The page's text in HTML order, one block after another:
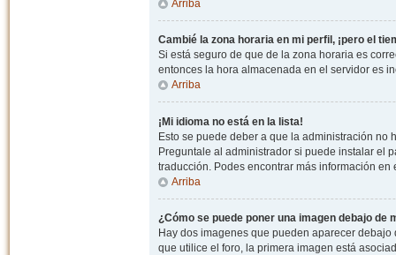
Arriba
Cambié la zona horaria en mi perfil, ¡pero el
Si está seguro de que de la zona horaria es
entonces la hora almacenada en el servidor es
Arriba
¡Mi idioma no está en la lista!
Esto se puede deber a que la administración no
Preguntale al administrador si puede instalar el
traducción. Podes encontrar más información
Arriba
¿Cómo se puede poner una imagen debajo de
Hay dos imagenes que pueden aparecer
que utilice el foro, la primera imagen está